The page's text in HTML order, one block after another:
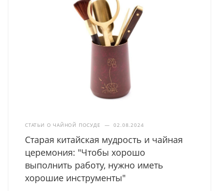
СТАТЬИ О ЧАЙНОЙ ПОСУДЕ — 02.08.2024
Старая китайская мудрость и чайная
церемония: "Чтобы хорошо
выполнить работу, нужно иметь
хорошие инструменты"